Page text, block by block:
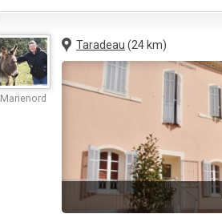
Marienord
Taradeau (24 km)